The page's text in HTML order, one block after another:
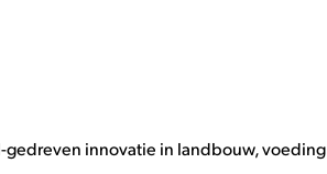
innovatie in landbouw, voeding